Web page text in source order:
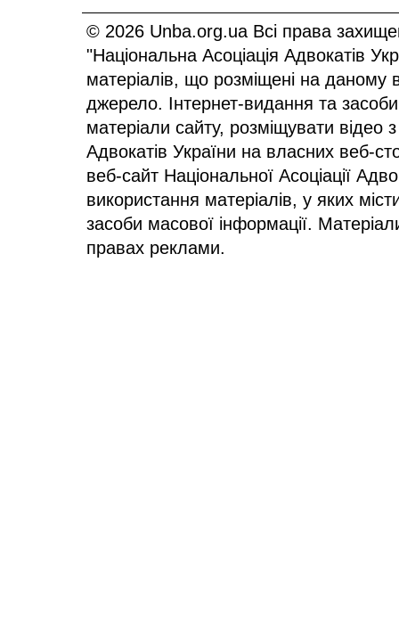
© 2026 Unba.org.ua Всі права
"Національна Асоціація Адвокатів
матеріалів, що розміщені на даному
джерело. Інтернет-видання та
матеріали сайту, розміщувати відео
Адвокатів України на власних веб-
веб-сайт Національної Асоціації
використання матеріалів, у яких
засоби масової інформації.
правах реклами.